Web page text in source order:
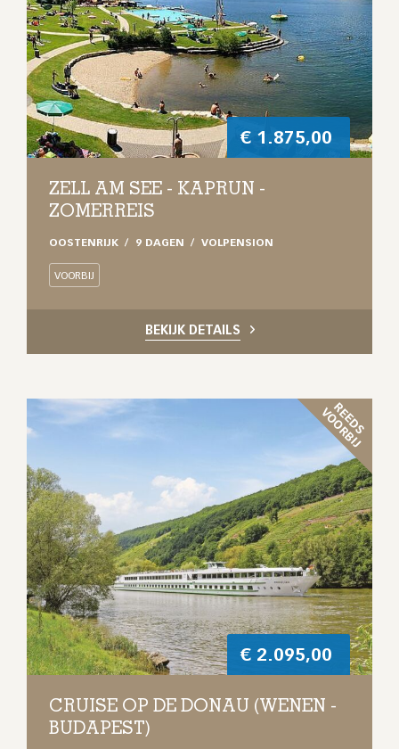
€ 1.875,00
ZELL AM SEE - KAPRUN -
ZOMERREIS
OOSTENRIJK 9 DAGEN VOLPENSION
VOORBIJ
BEKIJK DETAILS
€ 2.095,00
R
E
E
D
S
V
O
O
R
B
I
J
CRUISE OP DE DONAU (WENEN -
BUDAPEST)